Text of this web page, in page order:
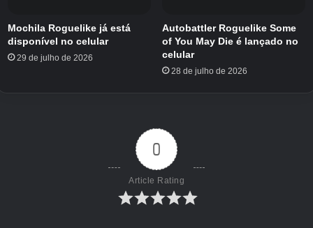
Dê uma olhada no Way of the
Hunter – Wild Europe
Mochila Roguelike já está
disponível no celular
29 de julho de 2026
Autobattler Roguelike Some
of You May Die é lançado no
celular
28 de julho de 2026
0
Article Rating